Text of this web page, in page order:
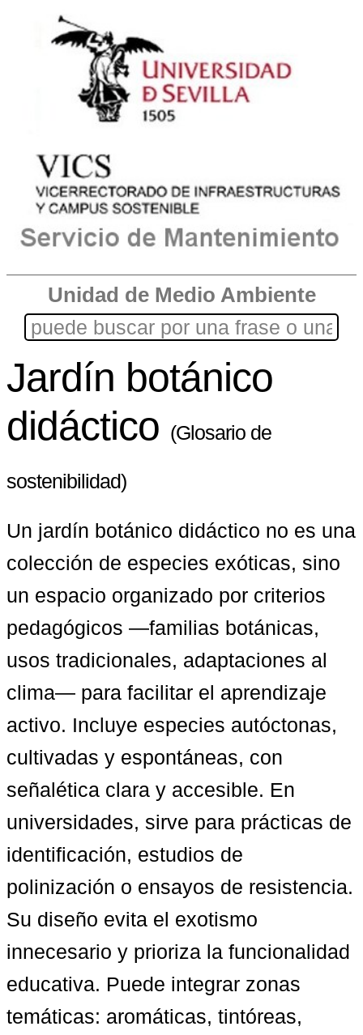
Unidad de Medio Ambiente
Jardín botánico
didáctico (Glosario de
sostenibilidad)
Un jardín botánico didáctico no es una
colección de especies exóticas, sino
un espacio organizado por criterios
pedagógicos —familias botánicas,
usos tradicionales, adaptaciones al
clima— para facilitar el aprendizaje
activo. Incluye especies autóctonas,
cultivadas y espontáneas, con
señalética clara y accesible. En
universidades, sirve para prácticas de
identificación, estudios de
polinización o ensayos de resistencia.
Su diseño evita el exotismo
innecesario y prioriza la funcionalidad
educativa. Puede integrar zonas
temáticas: aromáticas, tintóreas,